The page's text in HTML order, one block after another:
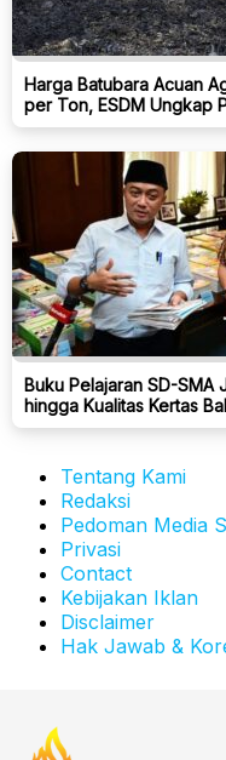
Harga Batubara Acuan
per Ton, ESDM Ungkap
Buku Pelajaran SD-SMA
hingga Kualitas Kertas
Tentang Kami
Redaksi
Pedoman Media
Privasi
Contact
Kebijakan Iklan
Disclaimer
Hak Jawab &